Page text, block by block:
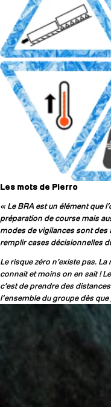
Les mots de Pierro
« Le BRA est un élément que
préparation de course mais
modes de vigilances sont des
remplir cases décisionnelles
Le risque zéro n’existe pas.
connait et moins on en sait !
c’est de prendre des
l‘ensemble du groupe dès